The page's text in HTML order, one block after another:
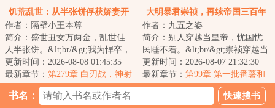
哥！
饥荒乱世：从半张饼俘获娇妻开
始
作者：隔壁小王本尊
简介：盛世丑女万两金，乱世佳
人半张饼。&lt;br/&gt;我为悍卒，
逆袭天下！...
更新时间：2026-08-08 01:45:35
最新章节： 第279章 白刃战，神射
大明暴君崇祯，再续帝国三百年
作者：九五之姿
简介：别人穿越当皇帝，忧国忧
民睡不着。&lt;br/&gt;崇祯穿越当
皇帝，搂着皇后研究现代技巧。
&lt;br/&gt;...
更新时间：2026-08-07 21:32:30
最新章节： 第99章 第一批番薯和
土豆，全死了
书名：